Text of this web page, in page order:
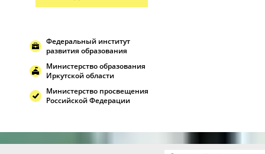
Федеральный институт
развития образования
Министерство образования
Иркутской области
Министерство просвещения
Российской Федерации